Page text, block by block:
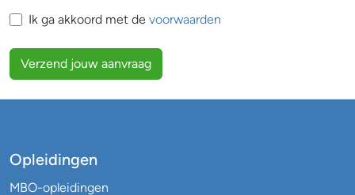
Ik ga akkoord met de voorwaarden
Verzend jouw aanvraag
Opleidingen
MBO-opleidingen